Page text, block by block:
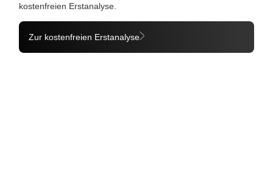
kostenfreien Erstanalyse.
Zur kostenfreien Erstanalyse